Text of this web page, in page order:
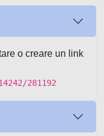
o creare un link
281192